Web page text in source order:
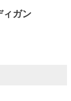
ィガン